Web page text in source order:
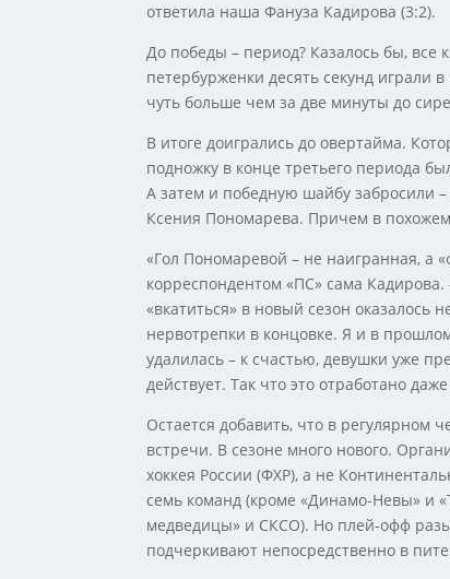
ответила наша Фануза Кадирова (3:2).
До победы – период? Казалось бы, все
петербурженки десять секунд играли
чуть больше чем за две минуты до
В итоге доигрались до овертайма.
подножку в конце третьего периода
А затем и победную шайбу забросили
Ксения Пономарева. Причем в
«Гол Пономаревой – не наигранная, а
корреспондентом «ПС» сама
«вкатиться» в новый сезон оказалось
нервотрепки в концовке. Я и в
удалилась – к счастью, девушки уже
действует. Так что это отработано
Остается добавить, что в регулярном
встречи. В сезоне много нового.
хоккея России (ФХР), а не
семь команд (кроме «Динамо-Невы» и
медведицы» и СКСО). Но плей-офф
подчеркивают непосредственно в